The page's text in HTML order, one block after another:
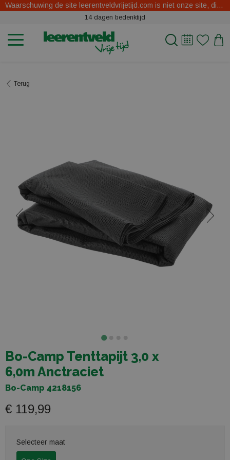
Waarschuwing de site leerentveldvrijetijd.com is niet onze site, dit zijn oplichters.
14 dagen bedenktijd
Terug
Bo-Camp Tenttapijt 3,0 x
6,0m Anctraciet
Bo-Camp 4218156
€ 119,99
Selecteer maat